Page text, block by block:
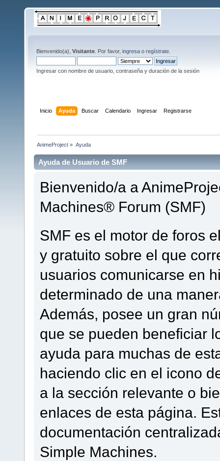
Bienvenido(a), Visitante . Por favor, ingresa o regístrate
Ingresar con nombre de usuario, contraseña y duración de la sesión
Inicio Ayuda Buscar Calendario Ingresar Registrarse
AnimeProject » Ayuda
Ayuda de Usuario de SMF
Bienvenido/a a
Machines® Forum (SMF)
SMF es el motor de foros
y gratuito sobre el que
usuarios comunicarse en
determinado de una
Además, posee un gran
que se pueden beneficiar
ayuda para muchas de
haciendo clic en el icono
a la sección relevante o
enlaces de esta página.
documentación
Simple Machines.